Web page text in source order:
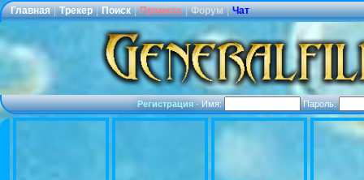
Главная | Трекер | Поиск | Правила | Форум | Чат
Регистрация·Имя: Пароль: